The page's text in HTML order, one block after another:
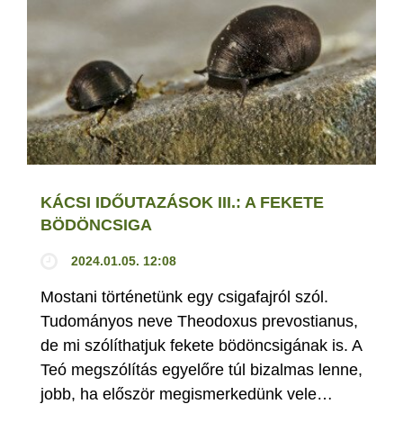
KÁCSI IDŐUTAZÁSOK III.: A FEKETE
BÖDÖNCSIGA
2024.01.05. 12:08
Mostani történetünk egy csigafajról szól.
Tudományos neve Theodoxus prevostianus,
de mi szólíthatjuk fekete bödöncsigának is. A
Teó megszólítás egyelőre túl bizalmas lenne,
jobb, ha először megismerkedünk vele…